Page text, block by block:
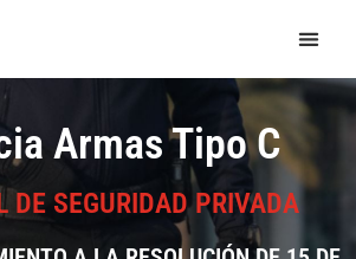
Armas Tipo C
DE SEGURIDAD PRIVADA